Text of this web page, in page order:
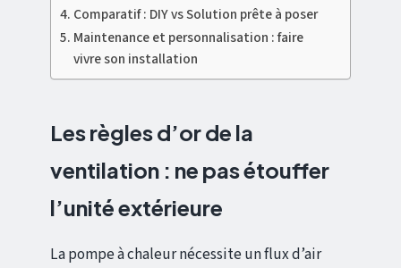
Comparatif : DIY vs Solution prête à poser
Maintenance et personnalisation : faire
vivre son installation
Les règles d’or de la
ventilation : ne pas étouffer
l’unité extérieure
La pompe à chaleur nécessite un flux d’air